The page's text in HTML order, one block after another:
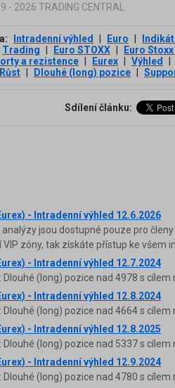
2026 TRADING CENTRAL
Intradenní výhled Euro
Trading Euro STOXX Euro
a rezistence Eurex Výhled
Růst Dlouhé (long) pozice
Sdílení článku:
- Intradenní výhled 12.6.2026
jsou dostupné pouze pro
zóny, tak získáte přístup ke všem
- Intradenní výhled 12.7.2024
(long) pozice nad 4978 s cílem
- Intradenní výhled 12.8.2024
(long) pozice nad 4664 s cílem
- Intradenní výhled 12.8.2025
(long) pozice nad 5337 s cílem
- Intradenní výhled 12.9.2024
(long) pozice nad 4780 s cílem